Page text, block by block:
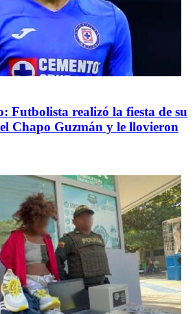
Futbolista realizó la fiesta de su
Chapo Guzmán y le llovieron